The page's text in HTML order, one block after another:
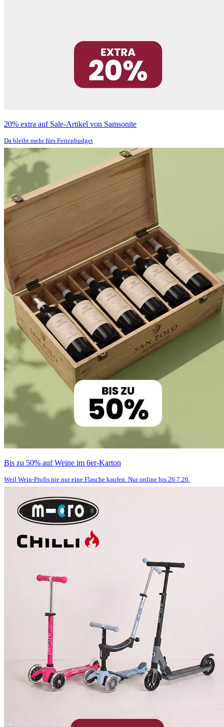
20% extra auf Sale-Artikel von Samsonite
Da bleibt mehr fürs Ferienbudget
Bis zu 50% auf Weine im 6er-Karton
Weil Wein-Profis nie nur eine Flasche kaufen. Nur online bis 26.7.26.